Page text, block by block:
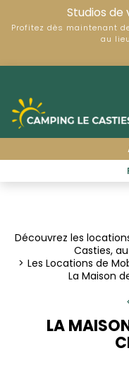
Studios
Profitez dès maintenant
au
Découvrez les
Casties,
Les Locations de
La Maison
LA